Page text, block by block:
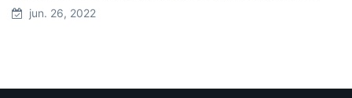
jun. 26, 2022